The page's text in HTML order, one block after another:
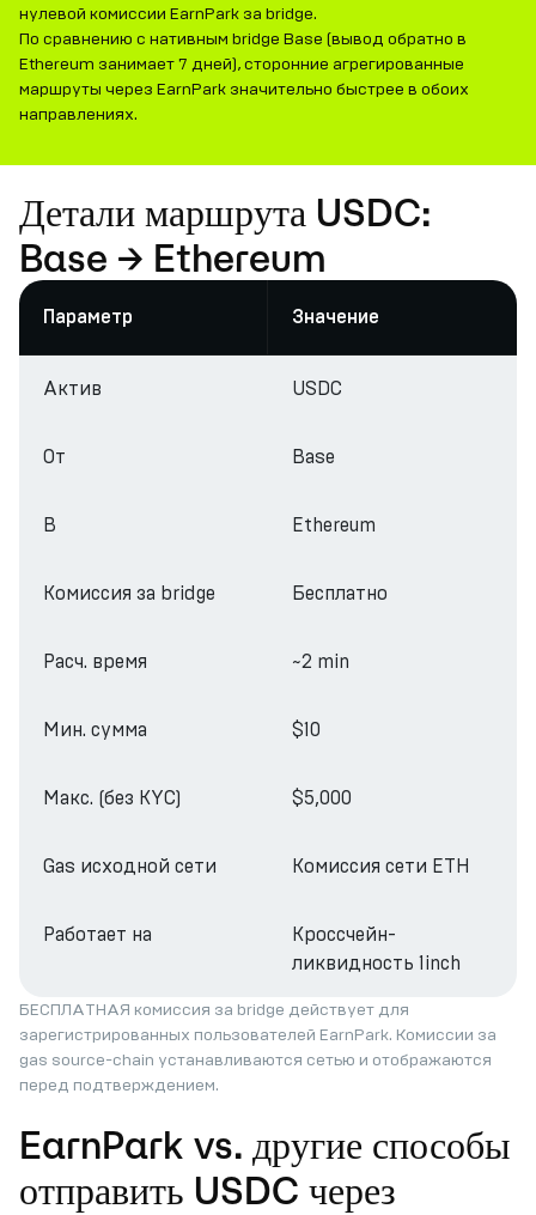
нулевой комиссии EarnPark за bridge.
По сравнению с нативным bridge Base (вывод обратно в
Ethereum занимает 7 дней), сторонние агрегированные
маршруты через EarnPark значительно быстрее в обоих
направлениях.
Детали маршрута USDC:
Base → Ethereum
Параметр Значение
Актив USDC
От Base
В Ethereum
Комиссия за bridge Бесплатно
Расч. время ~2 min
Мин. сумма $10
Макс. (без KYC) $5,000
Gas исходной сети Комиссия сети ETH
Работает на
Кроссчейн-
ликвидность 1inch
БЕСПЛАТНАЯ комиссия за bridge действует для
зарегистрированных пользователей EarnPark. Комиссии за
gas source-chain устанавливаются сетью и отображаются
перед подтверждением.
EarnPark vs. другие способы
отправить USDC через